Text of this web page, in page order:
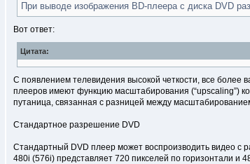
При выводе изображения BD-плеера с диска DVD
Вот ответ:
Цитата:
С появлением телевидения высокой четкости, все более
плееров имеют функцию масштабирования (“upscaling”)
путаница, связанная с разницей между
Стандартное разрешение DVD
Стандартный DVD плеер может воспроизводить видео с
480i (576i) представляет 720 пикселей по горизонтали и